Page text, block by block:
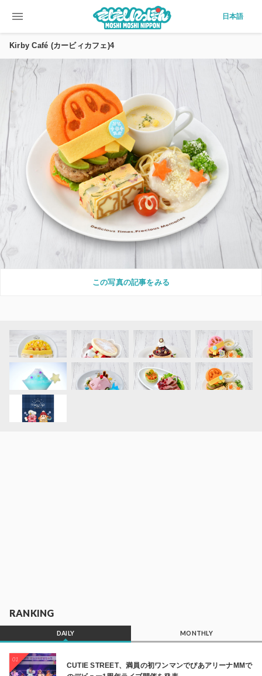
menu 日本語
Kirby Café (カービィカフェ)4
この写真の記事をみる
RANKING
DAILY MONTHLY
01
CUTIE STREET、満員の初ワンマンでぴあアリーナMMで